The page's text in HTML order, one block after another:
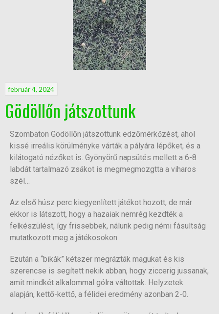
február 4, 2024
Gödöllőn játszottunk
Szombaton Gödöllőn játszottunk edzőmérkőzést, ahol
kissé irreális körülményke várták a pályára lépőket, és a
kilátogató nézőket is. Gyönyörű napsütés mellett a 6-8
labdát tartalmazó zsákot is megmegmozgtta a viharos
szél…
Az első húsz perc kiegyenlített játékot hozott, de már
ekkor is látszott, hogy a hazaiak nemrég kezdték a
felkészülést, így frissebbek, nálunk pedig némi fásultság
mutatkozott meg a játékosokon.
Ezután a “bikák” kétszer megrázták magukat és kis
szerencse is segített nekik abban, hogy ziccerig jussanak,
amit mindkét alkalommal gólra váltottak. Helyzetek
alapján, kettő-kettő, a félidei eredmény azonban 2-0.